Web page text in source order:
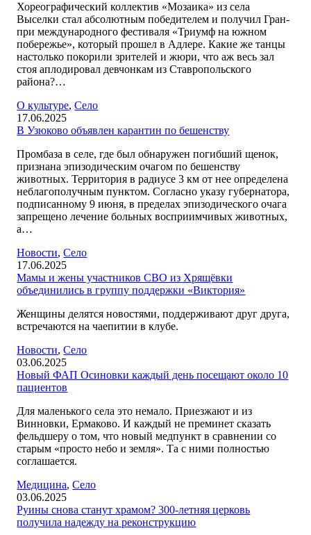
Хореографический коллектив «Мозаика» из села
Выселки стал абсолютным победителем и получил Гран-
при международного фестиваля «Триумф на южном
побережье», который прошел в Адлере. Какие же танцы
настолько покорили зрителей и жюри, что аж весь зал
стоя аплодировал девчонкам из Ставропольского
района?…
О культуре,Село
17.06.2025
В Узюково объявлен карантин по бешенству
Промбаза в селе, где был обнаружен погибший щенок,
признана эпизодическим очагом по бешенству
животных. Территория в радиусе 3 км от нее определена
неблагополучным пунктом. Согласно указу губернатора,
подписанному 9 июня, в пределах эпизодического очага
запрещено лечение больных восприимчивых животных,
а…
Новости,Село
17.06.2025
Мамы и жены участников СВО из Хрящёвки
объединились в группу поддержки «Виктория»
Женщины делятся новостями, поддерживают друг друга,
встречаются на чаепитии в клубе.
Новости,Село
03.06.2025
Новый ФАП Осиновки каждый день посещают около 10
пациентов
Для маленького села это немало. Приезжают и из
Винновки, Ермаково. И каждый не преминет сказать
фельдшеру о том, что новый медпункт в сравнении со
старым «просто небо и земля». Та с ними полностью
соглашается.
Медицина,Село
03.06.2025
Руины снова станут храмом? 300-летняя церковь
получила надежду на реконструкцию